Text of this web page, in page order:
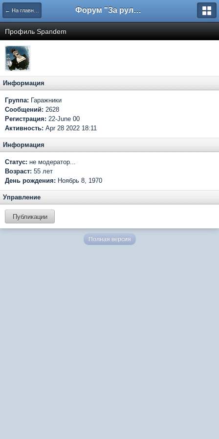
← На главную Форум "За рулем"
Профиль Spandem
Информация
Группа: Гаражники
Сообщений: 2628
Регистрация: 22-June 00
Активность: Apr 28 2022 18:11
Информация
Статус: не модератор...
Возраст: 55 лет
День рождения: Ноябрь 8, 1970
Управление
Публикации
Полная версия